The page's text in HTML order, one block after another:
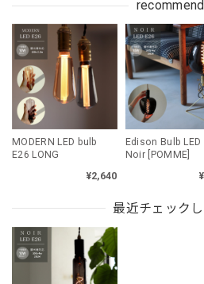
MODERN LED bulb
E26 LONG
¥2,640
Edison Bulb LED
Noir [POMME]
最近チェック